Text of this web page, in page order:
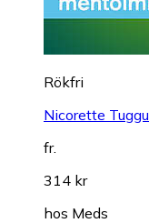
Rökfri
Nicorette
fr.
314 kr
hos Meds